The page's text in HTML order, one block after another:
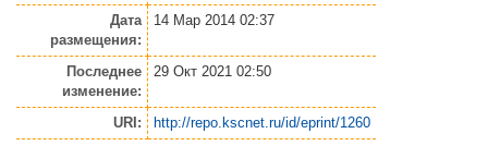
Дата
размещения:
14 Мар 2014 02:37
Последнее
изменение:
29 Окт 2021 02:50
URI: http://repo.kscnet.ru/id/eprint/1260